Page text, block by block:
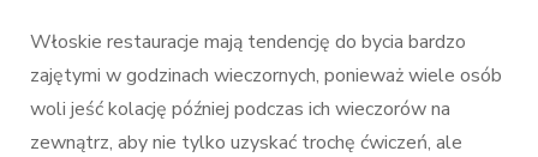
Włoskie restauracje mają tendencję do bycia bardzo
zajętymi w godzinach wieczornych, ponieważ wiele osób
woli jeść kolację później podczas ich wieczorów na
zewnątrz, aby nie tylko uzyskać trochę ćwiczeń, ale